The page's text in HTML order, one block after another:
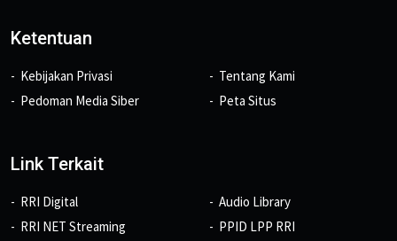
Ketentuan
Kebijakan Privasi
Pedoman Media Siber
Tentang Kami
Peta Situs
Link Terkait
RRI Digital
RRI NET Streaming
Audio Library
PPID LPP RRI